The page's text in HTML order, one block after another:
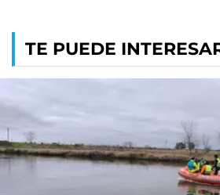
TE PUEDE